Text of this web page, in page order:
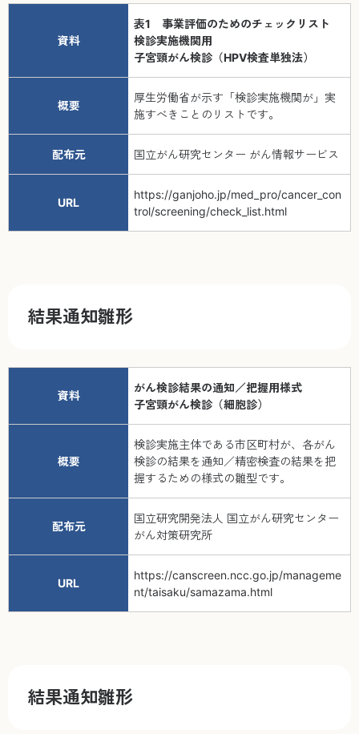
資料
表1 事業評価のためのチェックリスト
検診実施機関用
子宮頸がん検診（HPV検査単独法）
概要
厚生労働省が示す「検診実施機関が」実
施すべきことのリストです。
配布元 国立がん研究センター がん情報サービス
URL
https://ganjoho.jp/med_pro/cancer_con
trol/screening/check_list.html
結果通知雛形
資料
がん検診結果の通知／把握用様式
子宮頸がん検診（細胞診）
概要
検診実施主体である市区町村が、各がん
検診の結果を通知／精密検査の結果を把
握するための様式の雛型です。
配布元
国立研究開発法人 国立がん研究センター
がん対策研究所
URL
https://canscreen.ncc.go.jp/manageme
nt/taisaku/samazama.html
結果通知雛形